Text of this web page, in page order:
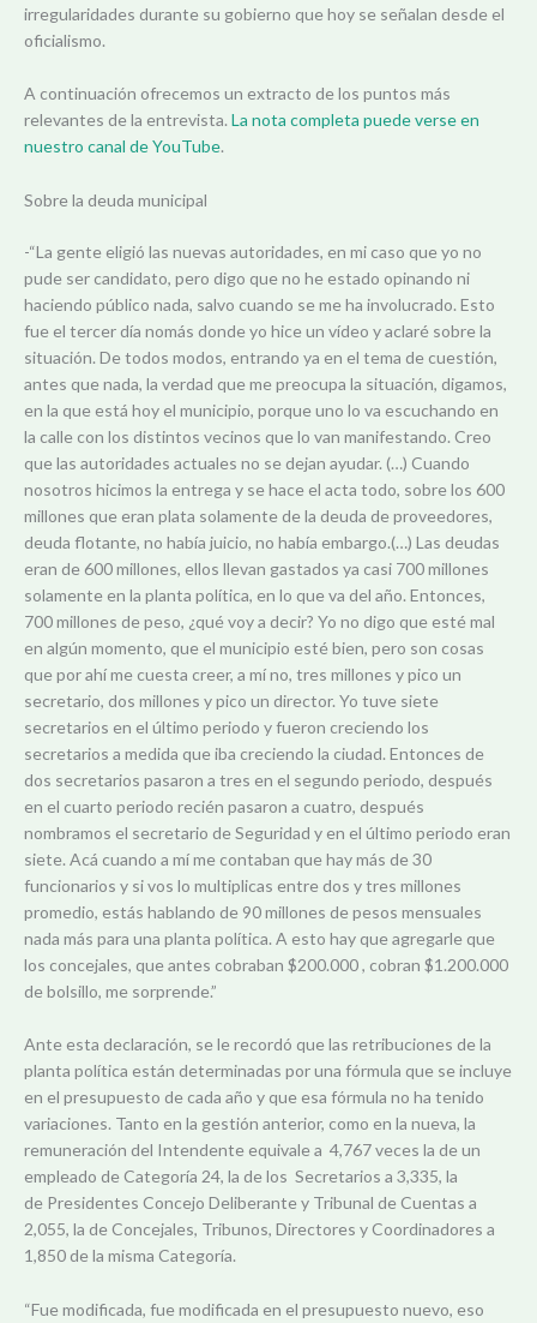
irregularidades durante su gobierno que hoy se señalan desde el
oficialismo.
A continuación ofrecemos un extracto de los puntos más
relevantes de la entrevista.La nota completa puede verse en
nuestro canal de YouTube.
Sobre la deuda municipal
-“La gente eligió las nuevas autoridades, en mi caso que yo no
pude ser candidato, pero digo que no he estado opinando ni
haciendo público nada, salvo cuando se me ha involucrado. Esto
fue el tercer día nomás donde yo hice un vídeo y aclaré sobre la
situación. De todos modos, entrando ya en el tema de cuestión,
antes que nada, la verdad que me preocupa la situación, digamos,
en la que está hoy el municipio, porque uno lo va escuchando en
la calle con los distintos vecinos que lo van manifestando. Creo
que las autoridades actuales no se dejan ayudar. (…) Cuando
nosotros hicimos la entrega y se hace el acta todo, sobre los 600
millones que eran plata solamente de la deuda de proveedores,
deuda flotante, no había juicio, no había embargo.(…) Las deudas
eran de 600 millones, ellos llevan gastados ya casi 700 millones
solamente en la planta política, en lo que va del año. Entonces,
700 millones de peso, ¿qué voy a decir? Yo no digo que esté mal
en algún momento, que el municipio esté bien, pero son cosas
que por ahí me cuesta creer, a mí no, tres millones y pico un
secretario, dos millones y pico un director. Yo tuve siete
secretarios en el último periodo y fueron creciendo los
secretarios a medida que iba creciendo la ciudad. Entonces de
dos secretarios pasaron a tres en el segundo periodo, después
en el cuarto periodo recién pasaron a cuatro, después
nombramos el secretario de Seguridad y en el último periodo eran
siete. Acá cuando a mí me contaban que hay más de 30
funcionarios y si vos lo multiplicas entre dos y tres millones
promedio, estás hablando de 90 millones de pesos mensuales
nada más para una planta política. A esto hay que agregarle que
los concejales, que antes cobraban $200.000 , cobran $1.200.000
de bolsillo, me sorprende.”
Ante esta declaración, se le recordó que las retribuciones de la
planta política están determinadas por una fórmula que se incluye
en el presupuesto de cada año y que esa fórmula no ha tenido
variaciones. Tanto en la gestión anterior, como en la nueva, la
remuneración del Intendente equivale a 4,767 veces la de un
empleado de Categoría 24, la de los Secretarios a 3,335, la
de Presidentes Concejo Deliberante y Tribunal de Cuentas a
2,055, la de Concejales, Tribunos, Directores y Coordinadores a
1,850 de la misma Categoría.
“Fue modificada, fue modificada en el presupuesto nuevo, eso